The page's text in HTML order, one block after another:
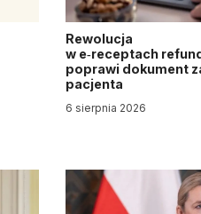
Rewolucja
w e‑receptach
poprawi dokument
pacjenta
6 sierpnia 2026